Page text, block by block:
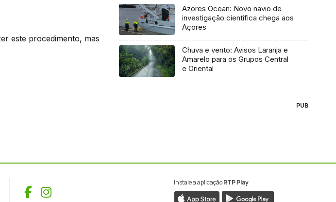
este procedimento, mas
Azores Ocean: Novo navio de
investigação científica chega aos
Açores
Chuva e vento: Avisos Laranja e
Amarelo para os Grupos Central
e Oriental
PUB
Facebook
Instagram
Instale a aplicaçãoRTP Play